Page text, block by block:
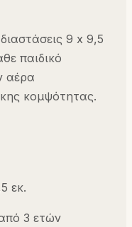
9 x 9,5
παιδικό
αέρα
κομψότητας.
εκ.
3 ετών